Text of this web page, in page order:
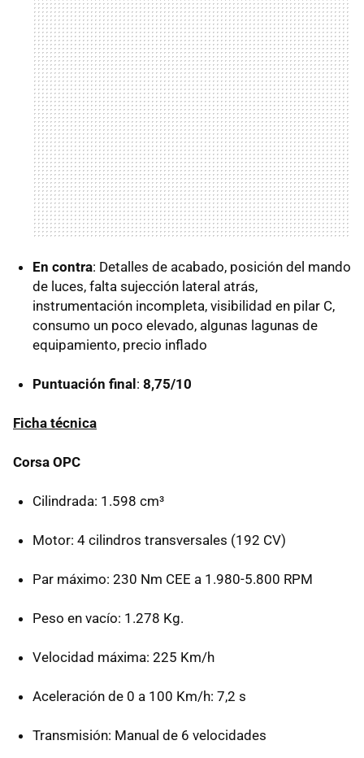
En contra: Detalles de acabado, posición del mando
de luces, falta sujección lateral atrás,
instrumentación incompleta, visibilidad en pilar C,
consumo un poco elevado, algunas lagunas de
equipamiento, precio inflado
Puntuación final : 8,75/10
Ficha técnica
Corsa OPC
Cilindrada: 1.598 cm³
Motor: 4 cilindros transversales (192 CV)
Par máximo: 230 Nm CEE a 1.980-5.800 RPM
Peso en vacío: 1.278 Kg.
Velocidad máxima: 225 Km/h
Aceleración de 0 a 100 Km/h: 7,2 s
Transmisión: Manual de 6 velocidades